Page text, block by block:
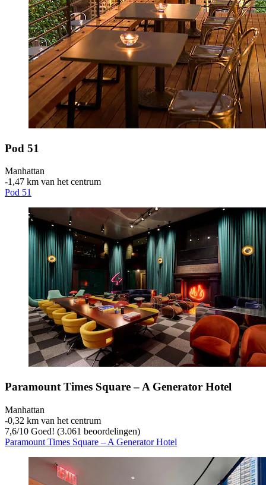
Pod 51
Manhattan
‐1,47 km van het centrum
Pod 51
Paramount Times Square – A Generator Hotel
Manhattan
‐0,32 km van het centrum
7,6/10 Goed! (3.061 beoordelingen)
Paramount Times Square – A Generator Hotel